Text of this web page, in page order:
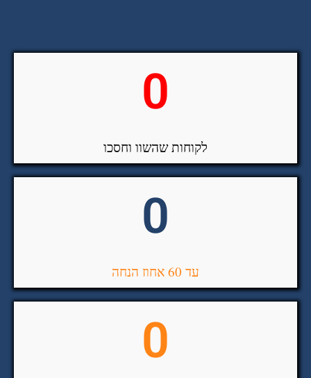
לקוחות שהשוו וחסכו
0
עד 60 אחוז הנחה
0
0